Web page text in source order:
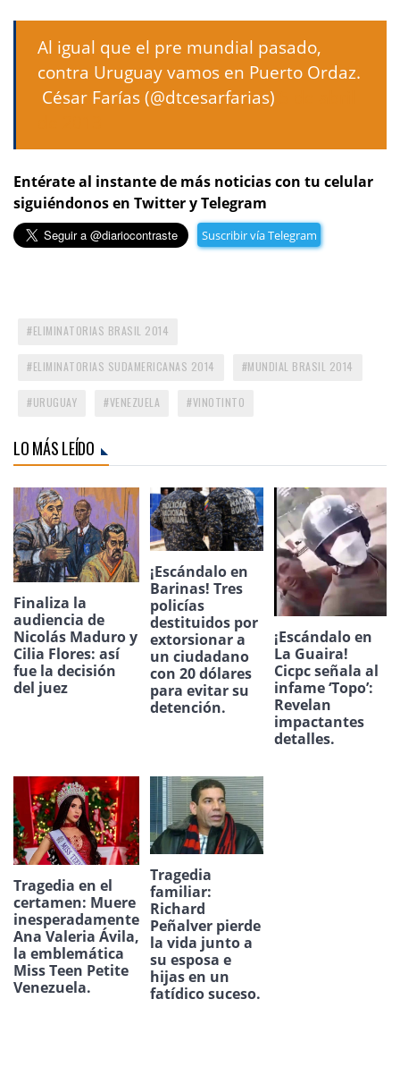
Al igual que el pre mundial pasado,
contra Uruguay vamos en Puerto Ordaz.
 César Farías (@dtcesarfarias)
Entérate al instante de más noticias con tu celular
siguiéndonos en Twitter y Telegram
Suscribir vía Telegram
ELIMINATORIAS BRASIL 2014
ELIMINATORIAS SUDAMERICANAS 2014 MUNDIAL BRASIL 2014
URUGUAY VENEZUELA VINOTINTO
LO MÁS LEÍDO
Finaliza la
audiencia de
Nicolás Maduro y
Cilia Flores: así
fue la decisión
del juez
¡Escándalo en
Barinas! Tres
policías
destituidos por
extorsionar a
un ciudadano
con 20 dólares
para evitar su
detención.
¡Escándalo en
La Guaira!
Cicpc señala al
infame ‘Topo’:
Revelan
impactantes
detalles.
Tragedia en el
certamen: Muere
inesperadamente
Ana Valeria Ávila,
la emblemática
Miss Teen Petite
Venezuela.
Tragedia
familiar:
Richard
Peñalver pierde
la vida junto a
su esposa e
hijas en un
fatídico suceso.